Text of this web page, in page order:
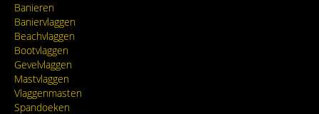
Banieren
Baniervlaggen
Beachvlaggen
Bootvlaggen
Gevelvlaggen
Mastvlaggen
Vlaggenmasten
Spandoeken